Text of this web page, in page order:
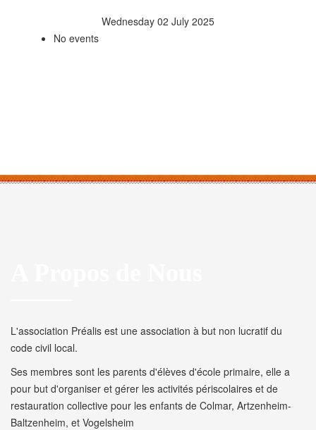
Wednesday 02 July 2025
No events
L'association Préalis est une association à but non lucratif du
code civil local.
Ses membres sont les parents d'élèves d'école primaire, elle a
pour but d'organiser et gérer les activités périscolaires et de
restauration collective pour les enfants de Colmar, Artzenheim-
Baltzenheim, et Vogelsheim